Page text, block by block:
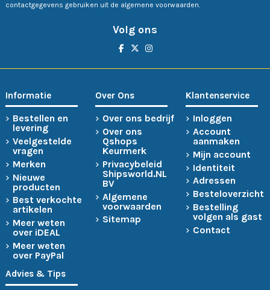
contactgegevens gebruiken uit de algemene voorwaarden.
Volg ons
Informatie
Bestellen en
levering
Veelgestelde
vragen
Merken
Nieuwe
producten
Best verkochte
artikelen
Meer weten
over iDEAL
Meer weten
over PayPal
Over Ons
Over ons bedrijf
Over ons
Qshops
Keurmerk
Privacybeleid
Shipsworld.NL
BV
Algemene
voorwaarden
Sitemap
Klantenservice
Inloggen
Account
aanmaken
Mijn account
Identiteit
Adressen
Besteloverzicht
Bestelling
volgen als gast
Contact
Advies & Tips